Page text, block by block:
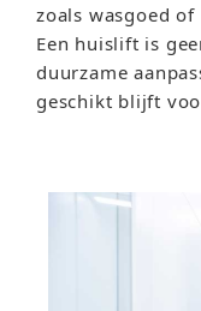
zoals wasgoed
Een huislift is
duurzame
geschikt blijft